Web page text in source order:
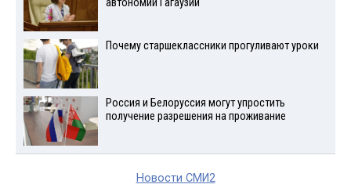
Почему старшеклассники прогуливают уроки
Россия и Белоруссия могут упростить
получение разрешения на проживание
Новости СМИ2